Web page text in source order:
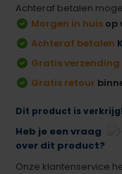
Achteraf betalen
Morgen in huis op
Achteraf betalen
Gratis verzending
Gratis retour
Dit product is
Heb je een vraag
over dit product?
Onze klantenservice